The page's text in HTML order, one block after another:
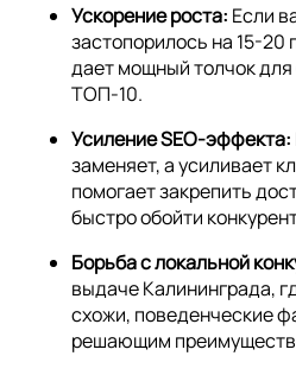
Ускорение роста: Если
застопорилось на 15-20
дает мощный толчок для
ТОП-10.
Усиление SEO-эффекта:
заменяет, а усиливает
помогает закрепить
быстро обойти
Борьба с локальной
выдаче Калининграда,
схожи, поведенческие
решающим